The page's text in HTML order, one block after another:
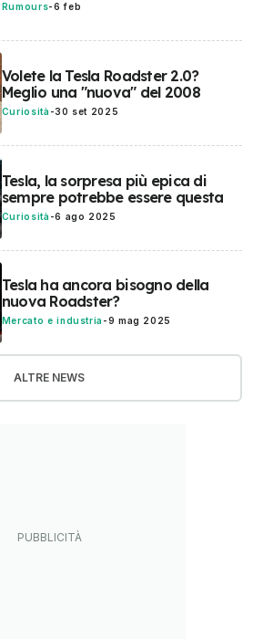
Rumours-6 feb
Volete la Tesla Roadster 2.0?
Meglio una "nuova" del 2008
Curiosità -30 set 2025
Tesla, la sorpresa più epica di
sempre potrebbe essere questa
Curiosità -6 ago 2025
Tesla ha ancora bisogno della
nuova Roadster?
Mercato e industria -9 mag 2025
ALTRE NEWS